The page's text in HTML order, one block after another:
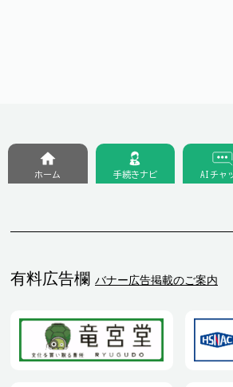
有料広告欄 バナー広告掲載のご案内
ホーム 手続きナビ AIチャ